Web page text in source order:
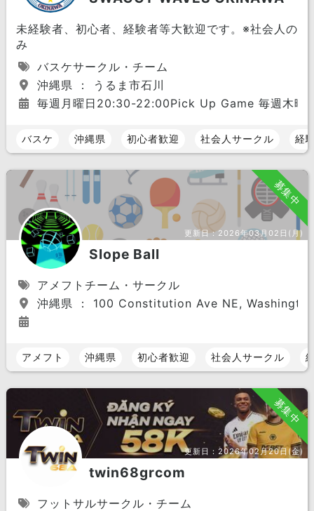
未経験者、初心者、経験者等大歓迎です。※社会人の
み
バスケサークル・チーム
沖縄県 ： うるま市石川
毎週月曜日20:30-22:00Pick Up Game 毎週木曜
バスケ 沖縄県 初心者歓迎 社会人サークル 経
募集中
更新日：2026年03月02日(月)
Slope Ball
アメフトチーム・サークル
沖縄県 ： 100 Constitution Ave NE,
アメフト 沖縄県 初心者歓迎 社会人サークル
募集中
更新日： 2026年02月20日(金)
twin68grcom
フットサルサークル・チーム